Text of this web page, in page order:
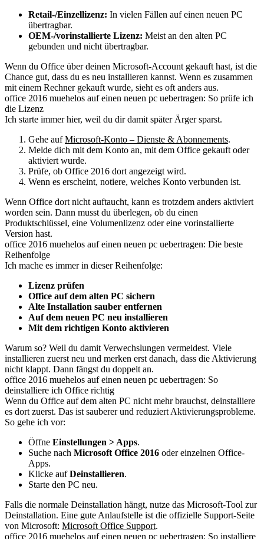
Retail-/Einzellizenz: In vielen Fällen auf einen neuen PC
übertragbar.
OEM-/vorinstallierte Lizenz: Meist an den alten PC
gebunden und nicht übertragbar.
Wenn du Office über deinen Microsoft-Account gekauft hast, ist die
Chance gut, dass du es neu installieren kannst. Wenn es zusammen
mit einem Rechner gekauft wurde, sieht es oft anders aus.
office 2016 muehelos auf einen neuen pc uebertragen: So prüfe ich
die Lizenz
Ich starte immer hier, weil du dir damit später Ärger sparst.
Gehe aufMicrosoft-Konto – Dienste & Abonnements.
Melde dich mit dem Konto an, mit dem Office gekauft oder
aktiviert wurde.
Prüfe, ob Office 2016 dort angezeigt wird.
Wenn es erscheint, notiere, welches Konto verbunden ist.
Wenn Office dort nicht auftaucht, kann es trotzdem anders aktiviert
worden sein. Dann musst du überlegen, ob du einen
Produktschlüssel, eine Volumenlizenz oder eine vorinstallierte
Version hast.
office 2016 muehelos auf einen neuen pc uebertragen: Die beste
Reihenfolge
Ich mache es immer in dieser Reihenfolge:
Lizenz prüfen
Office auf dem alten PC sichern
Alte Installation sauber entfernen
Auf dem neuen PC neu installieren
Mit dem richtigen Konto aktivieren
Warum so? Weil du damit Verwechslungen vermeidest. Viele
installieren zuerst neu und merken erst danach, dass die Aktivierung
nicht klappt. Dann fängst du doppelt an.
office 2016 muehelos auf einen neuen pc uebertragen: So
deinstalliere ich Office richtig
Wenn du Office auf dem alten PC nicht mehr brauchst, deinstalliere
es dort zuerst. Das ist sauberer und reduziert Aktivierungsprobleme.
So gehe ich vor:
Öffne Einstellungen > Apps.
Suche nach Microsoft Office 2016 oder einzelnen Office-
Apps.
Klicke aufDeinstallieren.
Starte den PC neu.
Falls die normale Deinstallation hängt, nutze das Microsoft-Tool zur
Deinstallation. Eine gute Anlaufstelle ist die offizielle Support-Seite
von Microsoft: Microsoft Office Support.
office 2016 muehelos auf einen neuen pc uebertragen: So installiere